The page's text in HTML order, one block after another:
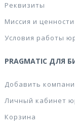
Реквизиты
Миссия и ценности
Условия работы
PRAGMATIC ДЛЯ
Добавить
Личный кабинет
Корзина